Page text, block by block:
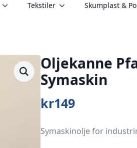
Tekstiler Skumplast &
Oljekanne
Symaskin
kr149
Symaskinolje for